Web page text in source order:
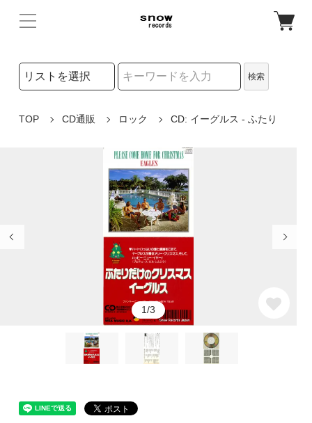
検索リストの選択
検索
TOP CD通販 ロック CD: イーグルス - ふたり
1/3